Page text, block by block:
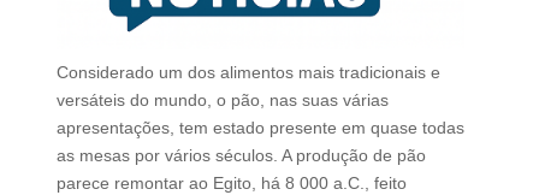
Considerado um dos alimentos mais tradicionais e
versáteis do mundo, o pão, nas suas várias
apresentações, tem estado presente em quase todas
as mesas por vários séculos. A produção de pão
parece remontar ao Egito, há 8 000 a.C., feito